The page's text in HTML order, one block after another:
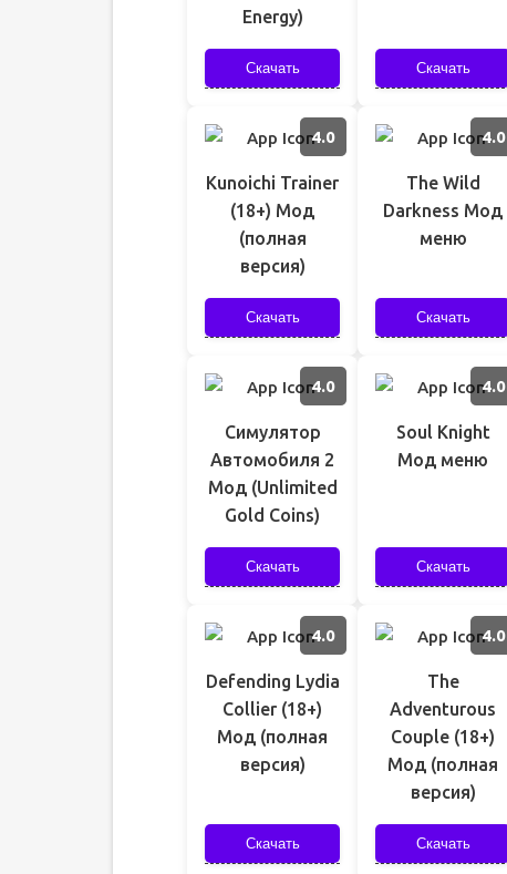
Energy)
Скачать Скачать
4.0
Kunoichi Trainer
(18+) Мод
(полная
версия)
Скачать
4.0
The Wild
Darkness Мод
меню
Скачать
4.0
Симулятор
Автомобиля 2
Мод (Unlimited
Gold Coins)
Скачать
4.0
Soul Knight
Мод меню
Скачать
4.0
Defending Lydia
Collier (18+)
Мод (полная
версия)
Скачать
4.0
The
Adventurous
Couple (18+)
Мод (полная
версия)
Скачать